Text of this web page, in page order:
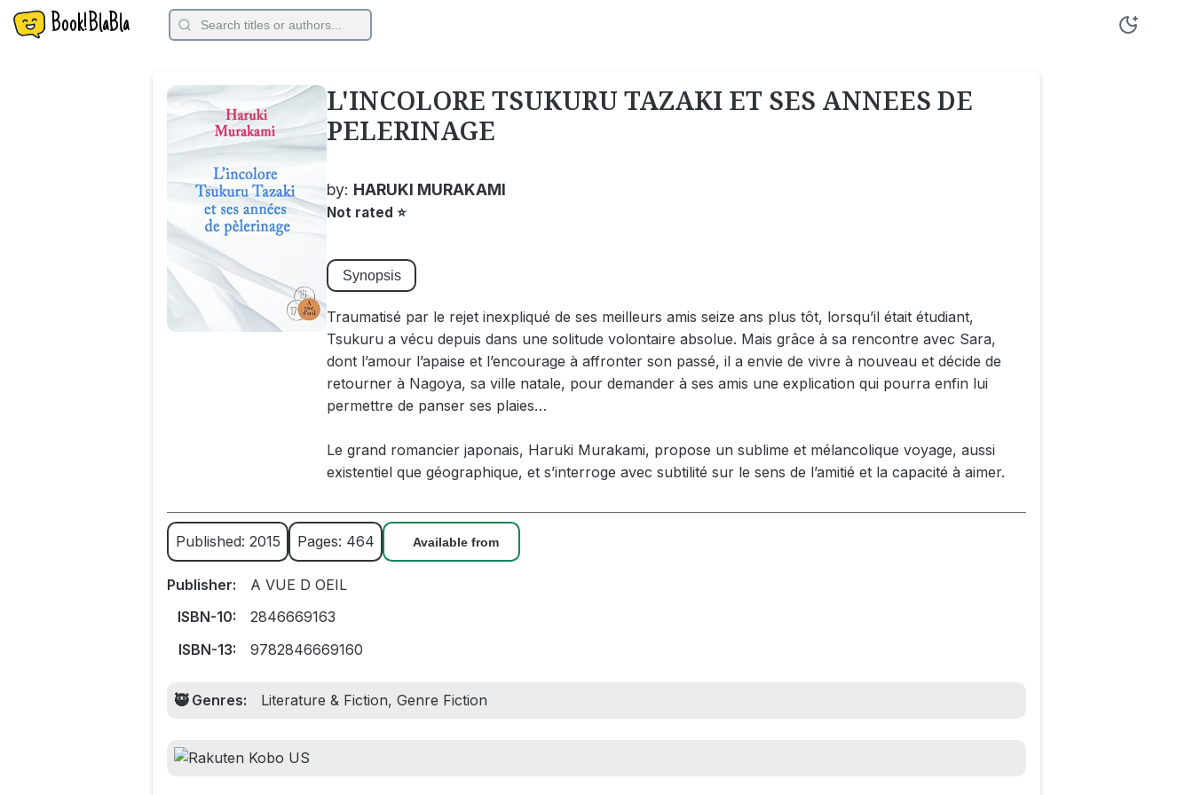
Book!BlaBla
L'INCOLORE TSUKURU TAZAKI ET SES ANNEES DE
PELERINAGE
by: HARUKI MURAKAMI
Not rated ⭐
Synopsis
Traumatisé par le rejet inexpliqué de ses meilleurs amis seize ans plus tôt, lorsqu’il était étudiant,
Tsukuru a vécu depuis dans une solitude volontaire absolue. Mais grâce à sa rencontre avec Sara,
dont l’amour l’apaise et l’encourage à affronter son passé, il a envie de vivre à nouveau et décide de
retourner à Nagoya, sa ville natale, pour demander à ses amis une explication qui pourra enfin lui
permettre de panser ses plaies…
Le grand romancier japonais, Haruki Murakami, propose un sublime et mélancolique voyage, aussi
existentiel que géographique, et s’interroge avec subtilité sur le sens de l’amitié et la capacité à aimer.
Published: 2015 Pages: 464 Available from
Publisher:
A VUE D OEIL
ISBN-10:
2846669163
ISBN-13:
9782846669160
🥷 Genres: Literature & Fiction, Genre Fiction